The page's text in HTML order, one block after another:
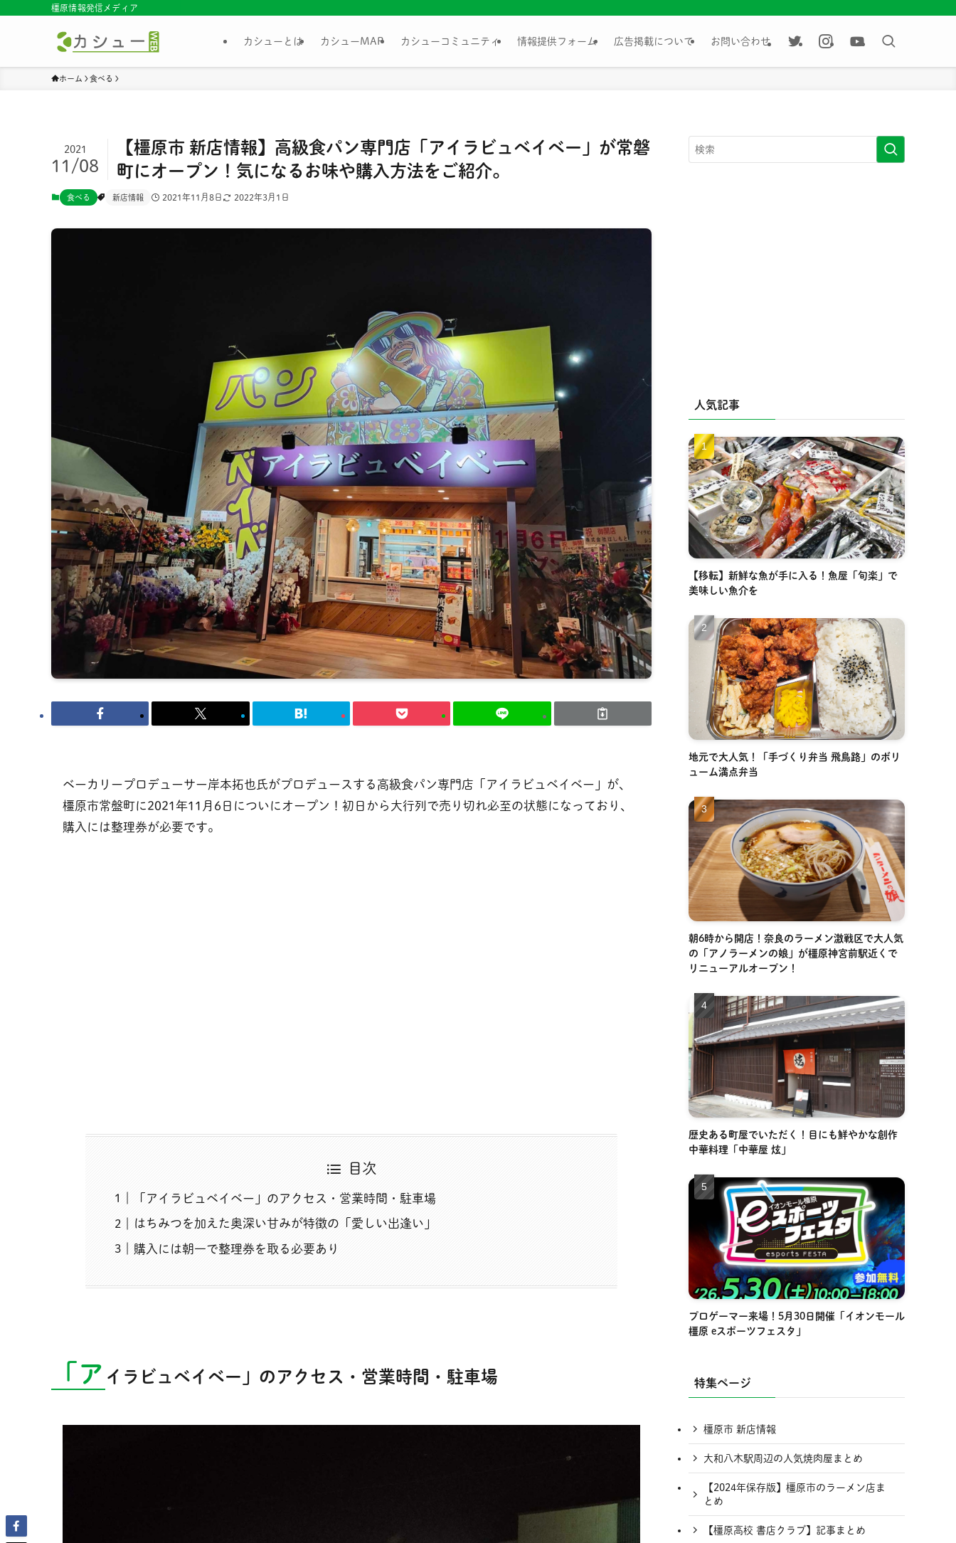
橿原情報発信メディア
カシューとは カシューMAP カシューコミュニティ 情報提供フォーム 広告掲載について お問い合わせ
ホーム 食べる
【橿原市 新店情報】高級食パン専門店「アイラビュベイベー」が常磐
町にオープン！気になるお味や購入方法をご紹介。
2021
11/08
食べる 新店情報 2021年11月8日 2022年3月1日
ベーカリープロデューサー岸本拓也氏がプロデュースする高級食パン専門店「アイラビュベイベー」が、
橿原市常盤町に2021年11月6日についにオープン！初日から大行列で売り切れ必至の状態になっており、
購入には整理券が必要です。
目次
「アイラビュベイベー」のアクセス・営業時間・駐車場
はちみつを加えた奥深い甘みが特徴の「愛しい出逢い」
購入には朝一で整理券を取る必要あり
「ア イラビュベイベー」のアクセス・営業時間・駐車場
人気記事
【移転】新鮮な魚が手に入る！魚屋「旬楽」で
美味しい魚介を
地元で大人気！「手づくり弁当 飛鳥路」のボリ
ューム満点弁当
朝6時から開店！奈良のラーメン激戦区で大人気
の「アノラーメンの娘」が橿原神宮前駅近くで
リニューアルオープン！
歴史ある町屋でいただく！目にも鮮やかな創作
中華料理「中華屋 炫」
プロゲーマー来場！5月30日開催「イオンモール
橿原 eスポーツフェスタ」
特集ページ
橿原市 新店情報
大和八木駅周辺の人気焼肉屋まとめ
【2024年保存版】橿原市のラーメン店ま
とめ
【橿原高校 書店クラブ】記事まとめ